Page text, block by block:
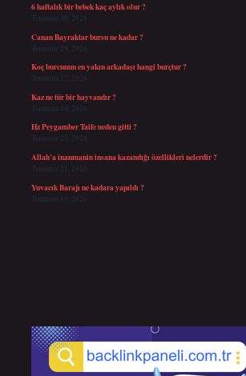
6 haftalık bir bebek kaç aylık olur ?
Temmuz 30, 2026
Canan Bayraktar bursu ne kadar ?
Temmuz 29, 2026
Koç burcunun en yakın arkadaşı hangi burçtur ?
Temmuz 27, 2026
Kaz ne tür bir hayvandır ?
Temmuz 24, 2026
Hz Peygamber Taife neden gitti ?
Temmuz 23, 2026
Allah’a inanmanin insana kazandığı özellikleri nelerdir ?
Temmuz 21, 2026
Yuvacık Barajı ne kadara yapıldı ?
Temmuz 19, 2026